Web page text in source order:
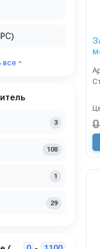
все
3
108
1
29